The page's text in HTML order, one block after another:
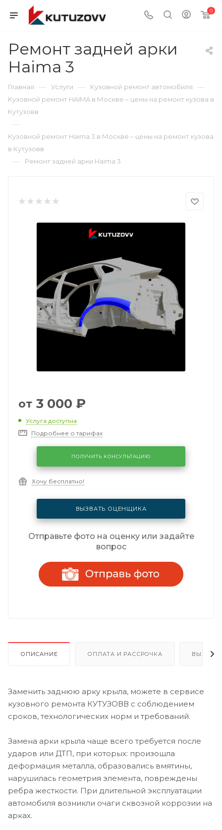
0
Ремонт задней арки
Haima 3
Главная — Услуги — Кузовной ремонт автомобиля —
Кузовной ремонт HAIMA в Москве – цены на ремонт кузова в
Кутузовв
—
Кузовной ремонт Haima 3 в Москве – цены на ремонт кузова
в Кутузовв
— Ремонт задней арки Haima 3
от 3 000 ₽
Услуга доступна
Подробнее о тарифах
ПОЛУЧИТЬ КОНСУЛЬТАЦИЮ
Хочу бесплатно!
ВЫЗВАТЬ ОЦЕНЩИКА
Отправьте фото на оценку или задайте
вопрос
ОПИСАНИЕ ОПЛАТА И РАССРОЧКА ВЫЗОВ
Заменить заднюю арку крыла, можете в сервисе
кузовного ремонта КУТУЗОВВ с соблюдением
сроков, технологических норм и требований.
Замена арки крыла чаще всего требуется после
ударов или ДТП, при которых: произошла
деформация металла, образовались вмятины,
нарушилась геометрия элемента, повреждены
ребра жесткости. При длительной эксплуатации
автомобиля возникли очаги сквозной коррозии на
арках.